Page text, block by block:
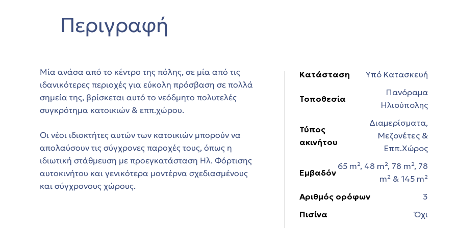
Περιγραφή
Μία ανάσα από το κέντρο της πόλης, σε μία από τις
ιδανικότερες περιοχές για εύκολη πρόσβαση σε πολλά
σημεία της, βρίσκεται αυτό το νεόδμητο πολυτελές
συγκρότημα κατοικιών & εππ.χώρου.
Οι νέοι ιδιοκτήτες αυτών των κατοικιών μπορούν να
απολαύσουν τις σύγχρονες παροχές τους, όπως η
ιδιωτική στάθμευση με προεγκατάσταση Ηλ. Φόρτισης
αυτοκινήτου και γενικότερα μοντέρνα σχεδιασμένους
και σύγχρονους χώρους.
Κατάσταση Υπό Κατασκευή
Τοποθεσία
Πανόραμα
Ηλιούπολης
Τύπος
ακινήτου
Διαμερίσματα,
Μεζονέτες &
Εππ.Χώρος
Εμβαδόν
65 m², 48 m², 78 m², 78
m² & 145 m²
Αριθμός ορόφων
3
Πισίνα
Όχι